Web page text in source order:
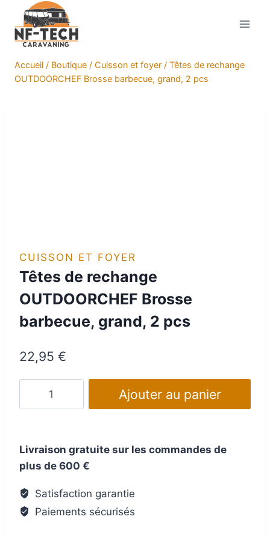
contenu
Accueil / Boutique / Cuisson et foyer / Têtes de rechange
OUTDOORCHEF Brosse barbecue, grand, 2 pcs
CUISSON ET FOYER
Têtes de rechange
OUTDOORCHEF Brosse
barbecue, grand, 2 pcs
22,95 €
rechange
OUTDOORCHEF
barbecue,
grand,
Ajouter au panier
Livraison gratuite sur les commandes de
plus de 600 €
Satisfaction garantie
Paiements sécurisés